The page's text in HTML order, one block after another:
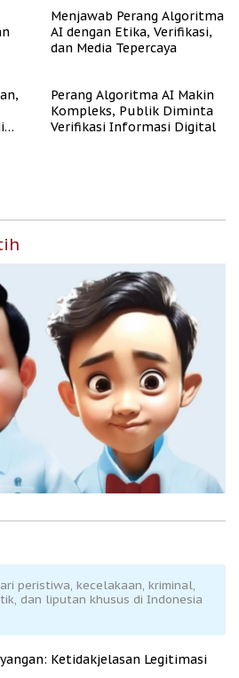
Menjawab Perang Algoritma
AI dengan Etika, Verifikasi,
dan Media Tepercaya
Perang Algoritma AI Makin
Kompleks, Publik Diminta
Verifikasi Informasi Digital
peristiwa, kecelakaan, kriminal,
dan liputan khusus di Indonesia
Ketidakjelasan Legitimasi